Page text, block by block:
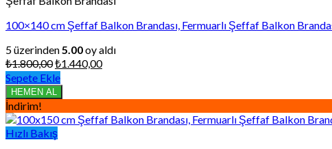
100×140 cm Şeffaf Balkon Brandası, Fermuarlı Şeffaf Balkon
5 üzerinden5.00oy aldı
₺1.800,00Orijinal
fiyat:
₺1.800,00.
₺1.440,00Şu
₺1.440,00.
Sepete Ekle
HEMEN AL
İndirim!
Hızlı Bakış